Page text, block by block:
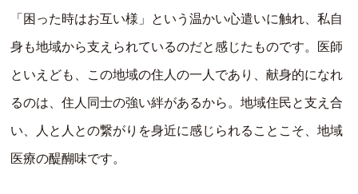
「困った時はお互い様」という温かい心遣いに触れ、私自
身も地域から支えられているのだと感じたものです。医師
といえども、この地域の住人の一人であり、献身的になれ
るのは、住人同士の強い絆があるから。地域住民と支え合
い、人と人との繋がりを身近に感じられることこそ、地域
医療の醍醐味です。